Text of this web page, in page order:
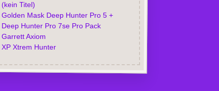
(kein Titel)
Golden Mask Deep Hunter Pro 5 +
Deep Hunter Pro 7se Pro Pack
Garrett Axiom
XP Xtrem Hunter